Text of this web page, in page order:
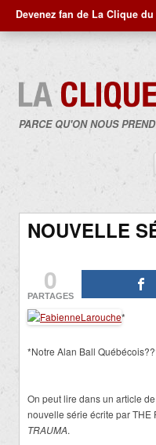
Devenez fan de La Clique
PARCE QU'ON NOUS
NOUVELLE
0
PARTAGES
*
*Notre Alan Ball
On peut lire dans un article de
nouvelle série écrite par
TRAUMA.